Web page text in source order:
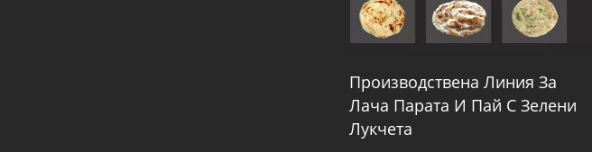
Производствена Линия За
Лача Парата И Пай С Зелени
Лукчета